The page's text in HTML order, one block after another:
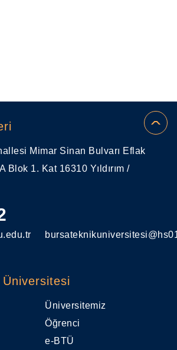
Mimar Sinan Bulvarı Eflak
Blok 1. Kat 16310 Yıldırım /
Üniversitemiz
Öğrenci
e-BTÜ